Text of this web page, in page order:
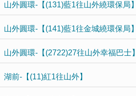
山外圓環-【(131)藍1往山外繞環保局】
山外圓環-【(141)藍1往金城繞環保局】
山外圓環-【(2722)27往山外幸福巴士】
湖前-【(11)紅1往山外】